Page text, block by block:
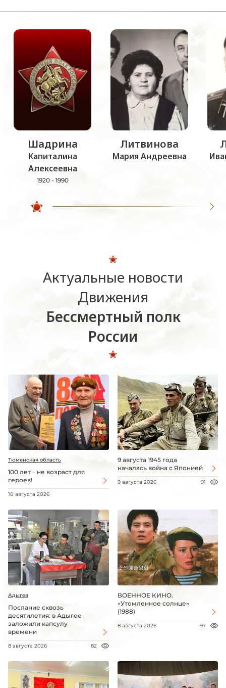
Шадрина
Капиталина
Алексеевна
1920 - 1990
Литвинова
Мария Андреевна
Актуальные новости
Движения
Бессмертный полк
России
Тюменская область
100 лет – не возраст для
героев!
10 августа 2026
9 августа 1945 года
началась война с Японией
9 августа 2026 91
Адыгея
Послание сквозь
десятилетия: в Адыгее
заложили капсулу
времени
8 августа 2026 82
ВОЕННОЕ КИНО.
«Утомленное солнце»
(1988)
8 августа 2026 97